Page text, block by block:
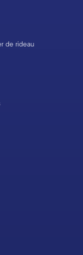
de rideau